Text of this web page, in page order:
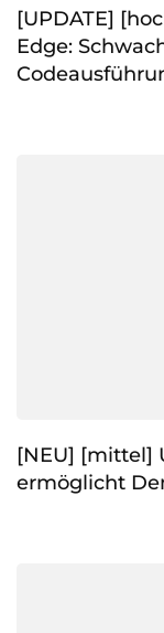
[UPDATE]
Edge:
[NEU] [mittel]
ermöglicht